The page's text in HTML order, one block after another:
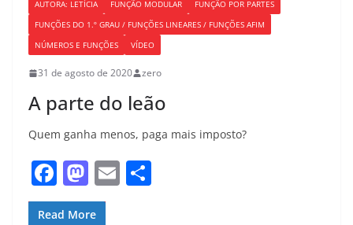
AUTORA: LETÍCIA FUNÇÃO MODULAR
FUNÇÃO POR PARTES
FUNÇÕES DO 1.º GRAU / FUNÇÕES LINEARES / FUNÇÕES AFIM
NÚMEROS E FUNÇÕES
VÍDEO
31 de agosto de 2020 zero
A parte do leão
Quem ganha menos, paga mais imposto?
F
a
M
a
E
Read More